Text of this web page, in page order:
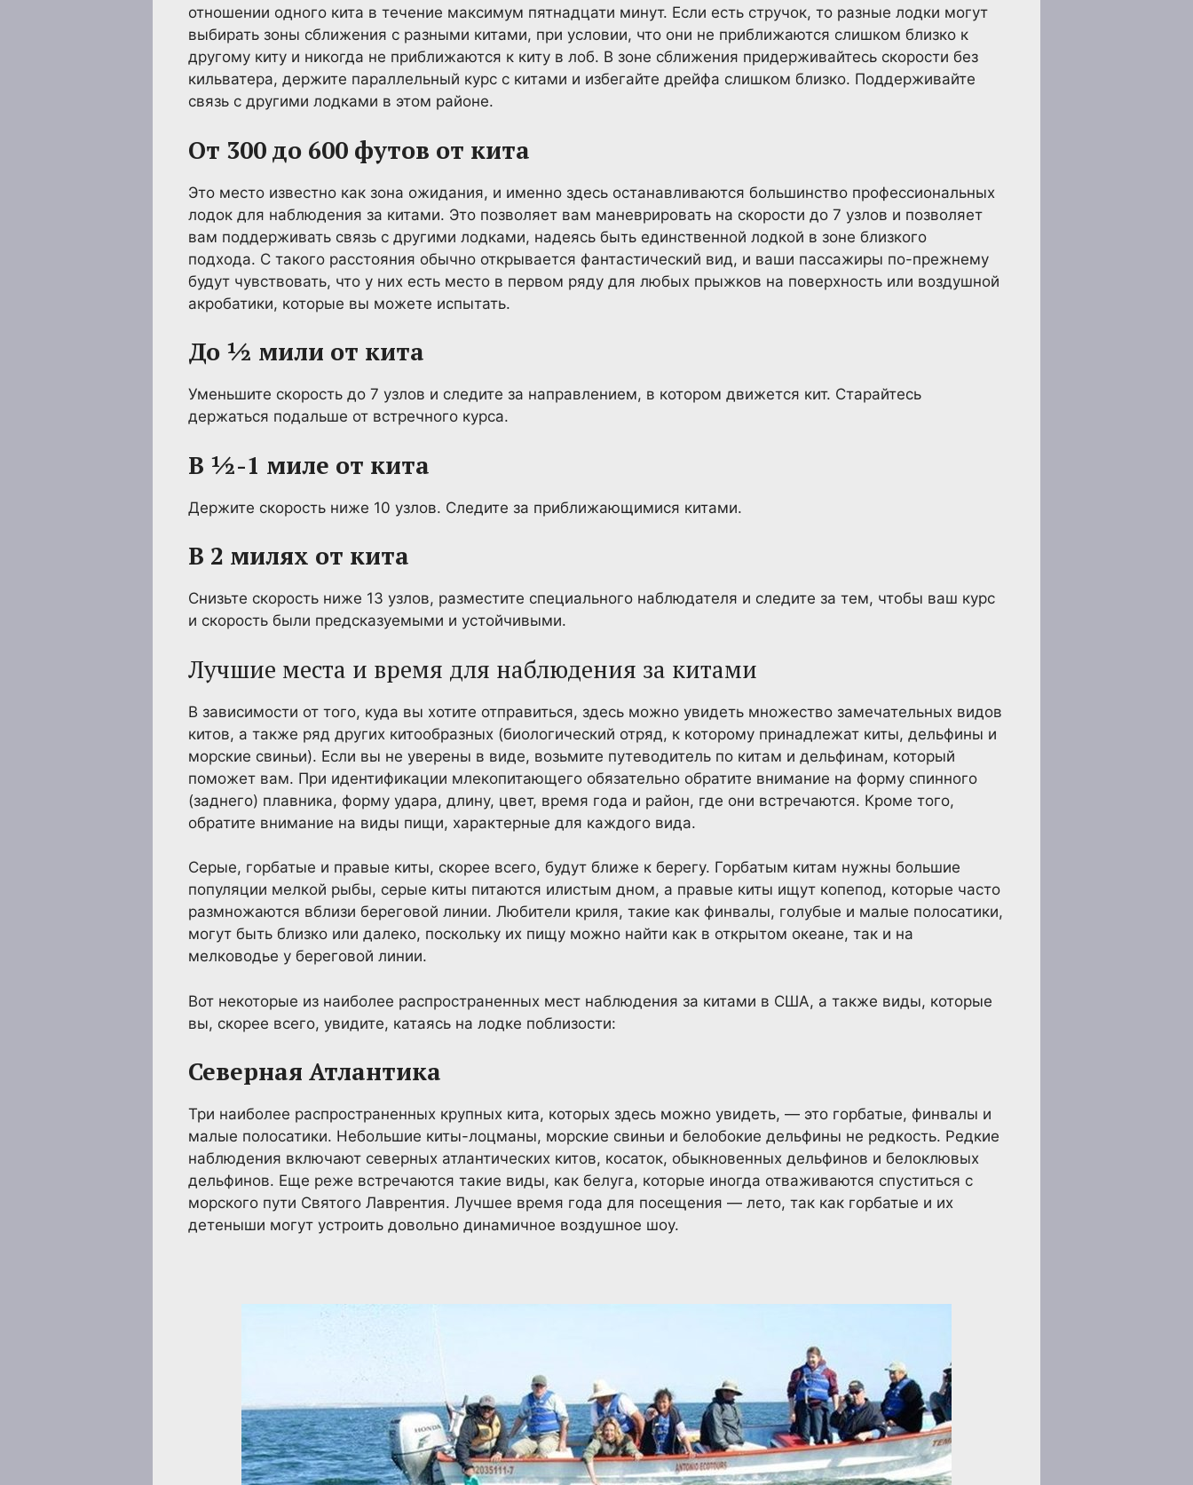
отношении одного кита в течение максимум пятнадцати минут. Если есть стручок, то разные лодки могут
выбирать зоны сближения с разными китами, при условии, что они не приближаются слишком близко к
другому киту и никогда не приближаются к киту в лоб. В зоне сближения придерживайтесь скорости без
кильватера, держите параллельный курс с китами и избегайте дрейфа слишком близко. Поддерживайте
связь с другими лодками в этом районе.
От 300 до 600 футов от кита
Это место известно как зона ожидания, и именно здесь останавливаются большинство профессиональных
лодок для наблюдения за китами. Это позволяет вам маневрировать на скорости до 7 узлов и позволяет
вам поддерживать связь с другими лодками, надеясь быть единственной лодкой в зоне близкого
подхода. С такого расстояния обычно открывается фантастический вид, и ваши пассажиры по-прежнему
будут чувствовать, что у них есть место в первом ряду для любых прыжков на поверхность или воздушной
акробатики, которые вы можете испытать.
До ½ мили от кита
Уменьшите скорость до 7 узлов и следите за направлением, в котором движется кит. Старайтесь
держаться подальше от встречного курса.
В ½-1 миле от кита
Держите скорость ниже 10 узлов. Следите за приближающимися китами.
В 2 милях от кита
Снизьте скорость ниже 13 узлов, разместите специального наблюдателя и следите за тем, чтобы ваш курс
и скорость были предсказуемыми и устойчивыми.
Лучшие места и время для наблюдения за китами
В зависимости от того, куда вы хотите отправиться, здесь можно увидеть множество замечательных видов
китов, а также ряд других китообразных (биологический отряд, к которому принадлежат киты, дельфины и
морские свиньи). Если вы не уверены в виде, возьмите путеводитель по китам и дельфинам, который
поможет вам. При идентификации млекопитающего обязательно обратите внимание на форму спинного
(заднего) плавника, форму удара, длину, цвет, время года и район, где они встречаются. Кроме того,
обратите внимание на виды пищи, характерные для каждого вида.
Серые, горбатые и правые киты, скорее всего, будут ближе к берегу. Горбатым китам нужны большие
популяции мелкой рыбы, серые киты питаются илистым дном, а правые киты ищут копепод, которые часто
размножаются вблизи береговой линии. Любители криля, такие как финвалы, голубые и малые полосатики,
могут быть близко или далеко, поскольку их пищу можно найти как в открытом океане, так и на
мелководье у береговой линии.
Вот некоторые из наиболее распространенных мест наблюдения за китами в США, а также виды, которые
вы, скорее всего, увидите, катаясь на лодке поблизости:
Северная Атлантика
Три наиболее распространенных крупных кита, которых здесь можно увидеть, — это горбатые, финвалы и
малые полосатики. Небольшие киты-лоцманы, морские свиньи и белобокие дельфины не редкость. Редкие
наблюдения включают северных атлантических китов, косаток, обыкновенных дельфинов и белоклювых
дельфинов. Еще реже встречаются такие виды, как белуга, которые иногда отваживаются спуститься с
морского пути Святого Лаврентия. Лучшее время года для посещения — лето, так как горбатые и их
детеныши могут устроить довольно динамичное воздушное шоу.